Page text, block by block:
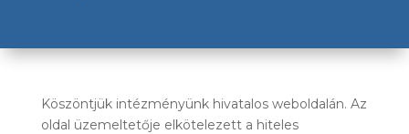
Köszöntjük intézményünk hivatalos weboldalán. Az
oldal üzemeltetője elkötelezett a hiteles